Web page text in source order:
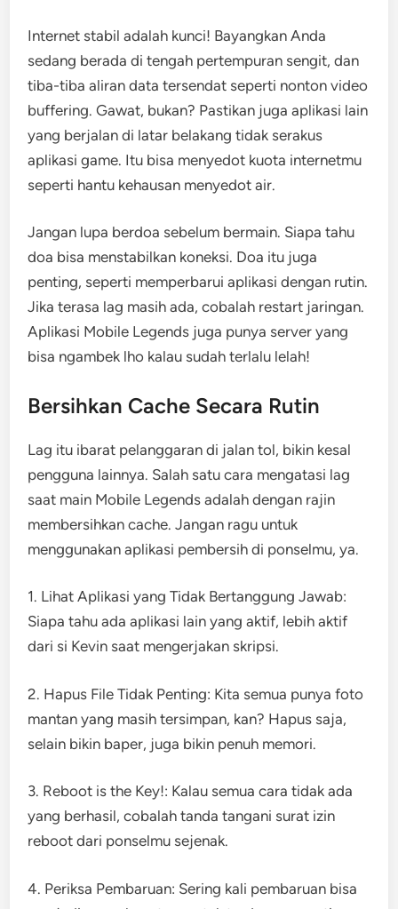
Internet stabil adalah kunci! Bayangkan Anda
sedang berada di tengah pertempuran sengit, dan
tiba-tiba aliran data tersendat seperti nonton video
buffering. Gawat, bukan? Pastikan juga aplikasi lain
yang berjalan di latar belakang tidak serakus
aplikasi game. Itu bisa menyedot kuota internetmu
seperti hantu kehausan menyedot air.
Jangan lupa berdoa sebelum bermain. Siapa tahu
doa bisa menstabilkan koneksi. Doa itu juga
penting, seperti memperbarui aplikasi dengan rutin.
Jika terasa lag masih ada, cobalah restart jaringan.
Aplikasi Mobile Legends juga punya server yang
bisa ngambek lho kalau sudah terlalu lelah!
Bersihkan Cache Secara Rutin
Lag itu ibarat pelanggaran di jalan tol, bikin kesal
pengguna lainnya. Salah satu cara mengatasi lag
saat main Mobile Legends adalah dengan rajin
membersihkan cache. Jangan ragu untuk
menggunakan aplikasi pembersih di ponselmu, ya.
1. Lihat Aplikasi yang Tidak Bertanggung Jawab:
Siapa tahu ada aplikasi lain yang aktif, lebih aktif
dari si Kevin saat mengerjakan skripsi.
2. Hapus File Tidak Penting: Kita semua punya foto
mantan yang masih tersimpan, kan? Hapus saja,
selain bikin baper, juga bikin penuh memori.
3. Reboot is the Key!: Kalau semua cara tidak ada
yang berhasil, cobalah tanda tangani surat izin
reboot dari ponselmu sejenak.
4. Periksa Pembaruan: Sering kali pembaruan bisa